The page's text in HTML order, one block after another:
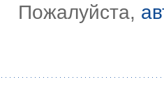
Пожалуйста,